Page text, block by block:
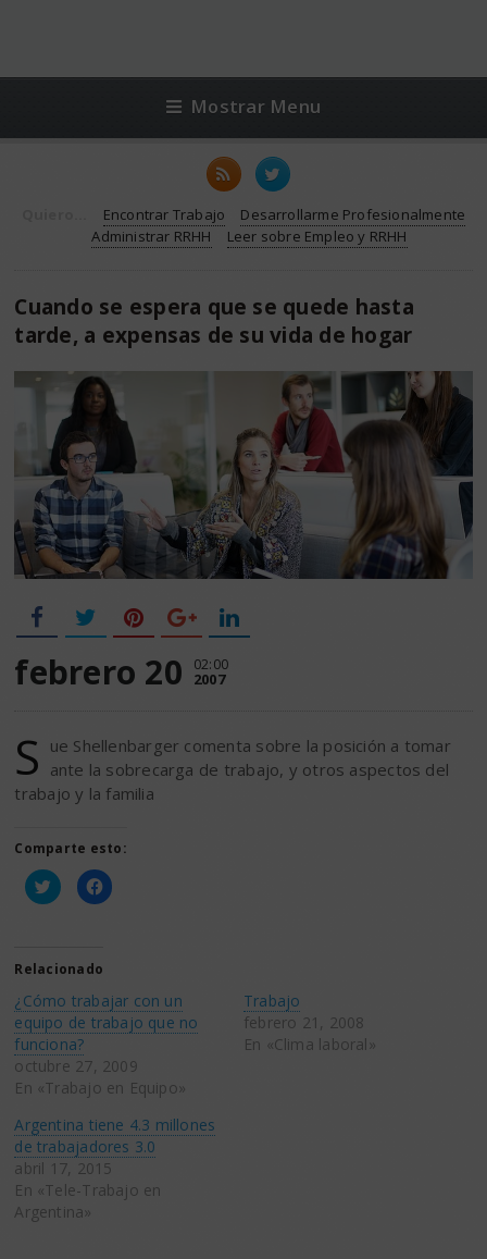
Mostrar Menu
Encontrar Trabajo
Desarrollarme Profesionalmente
Administrar RRHH
Leer sobre Empleo y RRHH
Cuando se espera que se quede hasta
tarde, a expensas de su vida de hogar
febrero 20 02:00
2007
S ue Shellenbarger comenta sobre la posición a tomar
ante la sobrecarga de trabajo, y otros aspectos del
trabajo y la familia
Comparte esto:
Haz
clic
(Se
abre
una
ventana
nueva)
Haz
clic
una
ventana
nueva)
Relacionado
¿Cómo trabajar con un
equipo de trabajo que no
funciona?
octubre 27, 2009
En «Trabajo en Equipo»
Trabajo
febrero 21, 2008
En «Clima laboral»
Argentina tiene 4.3 millones
de trabajadores 3.0
abril 17, 2015
En «Tele-Trabajo en
Argentina»